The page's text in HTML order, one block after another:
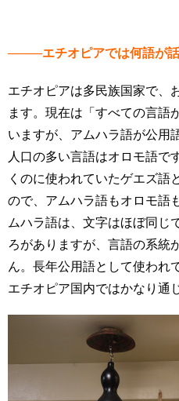
────エチオピアでは何語が話
エチオピアは多民族国家で、
ます。現在は「すべての言語
いますが、アムハラ語が公用
人口の多い言語はオロモ語で
くのに使われていたゲエズ語
ので、アムハラ語もオロモ語
ムハラ語は、文字はほぼ同じ
ろがありますが、言語の系統
ん。長年公用語として使われ
エチオピア国内ではかなり通